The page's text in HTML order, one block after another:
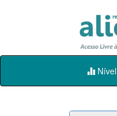
Skip